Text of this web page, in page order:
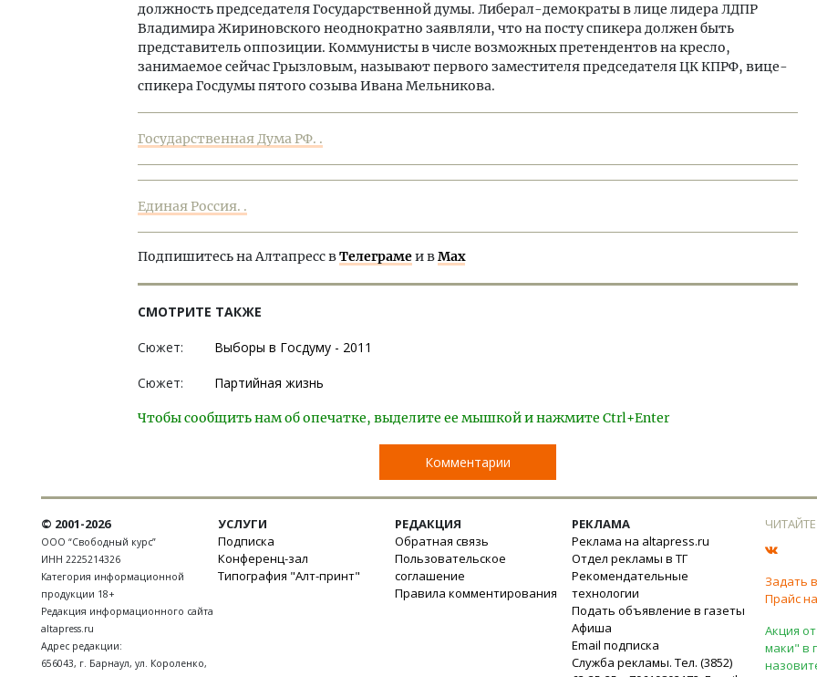
должность председателя Государственной думы. Либерал-демократы в лице лидера ЛДПР
Владимира Жириновского неоднократно заявляли, что на посту спикера должен быть
представитель оппозиции. Коммунисты в числе возможных претендентов на кресло,
занимаемое сейчас Грызловым, называют первого заместителя председателя ЦК КПРФ, вице-
спикера Госдумы пятого созыва Ивана Мельникова.
Государственная Дума РФ. .
Единая Россия. .
Подпишитесь на Алтапресс вТелеграмеи вMax
СМОТРИТЕ ТАКЖЕ
Сюжет: Выборы в Госдуму - 2011
Сюжет: Партийная жизнь
Чтобы сообщить нам об опечатке, выделите ее мышкой и нажмите Ctrl+Enter
Комментарии
© 2001-2026
ООО “Свободный курс”
ИНН 2225214326
Категория информационной
продукции 18+
Редакция информационного сайта
altapress.ru
Адрес редакции:
656043, г. Барнаул, ул. Короленко,
УСЛУГИ
Подписка
Конференц-зал
Типография "Алт-принт"
РЕДАКЦИЯ
Обратная связь
Пользовательское
соглашение
Правила комментирования
РЕКЛАМА
Реклама на altapress.ru
Отдел рекламы в ТГ
Рекомендательные
технологии
Подать объявление в газеты
Афиша
Email подписка
Служба рекламы. Тел. (3852)
Задать
Прайс
Акция
маки" в